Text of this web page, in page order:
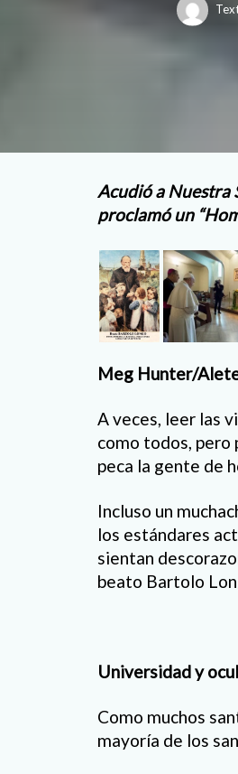
Acudió a Nuestra
proclamó un
Meg Hunter/
A veces, leer las
como todos, pero
peca la gente de
Incluso un
los estándares
sientan
beato Bartolo
Universidad y
Como muchos
mayoría de los